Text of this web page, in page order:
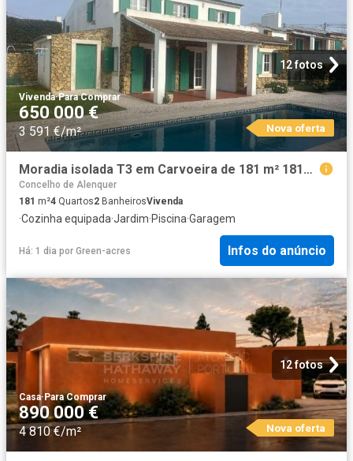
12 fotos
Vivenda·Para Comprar
650 000 €
3 591 €/m² Nova oferta
Moradia isolada T3 em Carvoeira de 181 m² 181m² Ericeira
Concelho de Alenquer
181 m²4 Quartos2 BanheirosVivenda
·Cozinha equipada·Jardim·Piscina·Garagem
Há: 1 dia por Green-acres Infos do anúncio
12 fotos
Casa·Para Comprar
890 000 €
4 810 €/m² Nova oferta